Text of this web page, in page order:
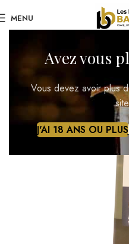
Avez vous
Vous devez avoir plus
J'AI 18 ANS OU PLUS
MENU